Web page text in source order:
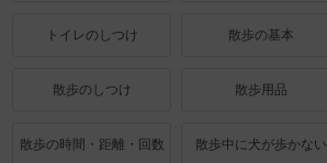
トイレのしつけ 散歩の基本
散歩のしつけ 散歩用品
散歩の時間・距離・回数 散歩中に犬が歩かない